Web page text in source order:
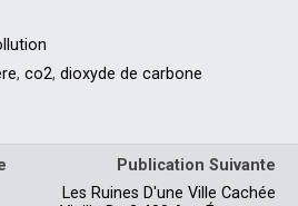
, co2, dioxyde de carbone
Publication Suivante
Les Ruines D'une Ville Cachée